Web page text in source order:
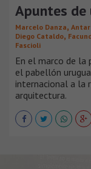
Apuntes de
Marcelo Danza,
Diego Cataldo,
Fascioli
En el marco de la
el pabellón
internacional a la
arquitectura.